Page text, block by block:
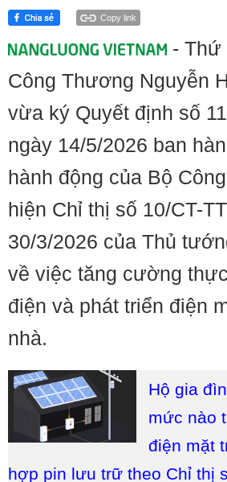
Copy link
- Thứ
Công Thương Nguyễn
vừa ký Quyết định số
ngày 14/5/2026 ban
hành động của Bộ
hiện Chỉ thị số 10/CT-
30/3/2026 của Thủ
về việc tăng cường
điện và phát triển điện
nhà.
Hộ gia
mức nào
điện mặt
hợp pin lưu trữ theo Chỉ thị